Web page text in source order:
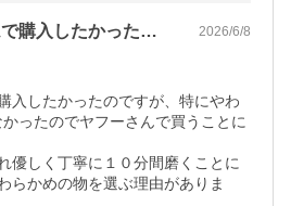
ヨドバシドットコムで購入したかったので… 2026/6/8
入したかったのですが、特にやわ
ったのでヤフーさんで買うことに
優しく丁寧に１０分間磨くことに
らかめの物を選ぶ理由がありま